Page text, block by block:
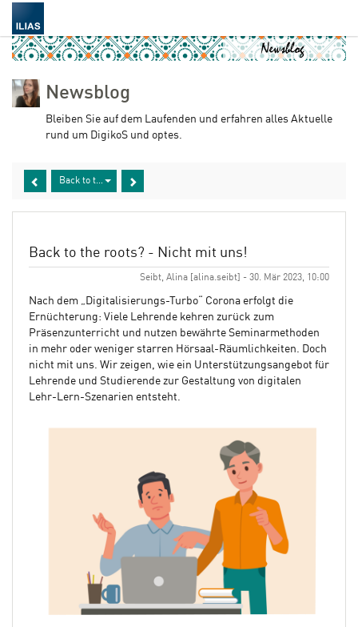
Newsblog
Bleiben Sie auf dem Laufenden und erfahren alles Aktuelle
rund um DigikoS und optes.
Back to the roots? - Nicht mit uns!
Back to the roots? - Nicht mit uns!
Seibt, Alina [alina.seibt] - 30. Mär 2023, 10:00
Nach dem „Digitalisierungs-Turbo“ Corona erfolgt die
Ernüchterung: Viele Lehrende kehren zurück zum
Präsenzunterricht und nutzen bewährte Seminarmethoden
in mehr oder weniger starren Hörsaal-Räumlichkeiten. Doch
nicht mit uns. Wir zeigen, wie ein Unterstützungsangebot für
Lehrende und Studierende zur Gestaltung von digitalen
Lehr-Lern-Szenarien entsteht.